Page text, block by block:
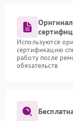
Используются
сертификацию
работу после
обязательств